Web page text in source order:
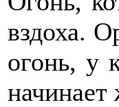
вздоха.
огонь, у
начинает